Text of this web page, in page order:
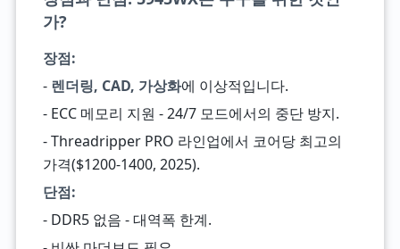
가?
장점:
- 렌더링, CAD, 가상화에 이상적입니다.
- ECC 메모리 지원 - 24/7 모드에서의 중단 방지.
- Threadripper PRO 라인업에서 코어당 최고의
가격($1200-1400, 2025).
단점:
- DDR5 없음 - 대역폭 한계.